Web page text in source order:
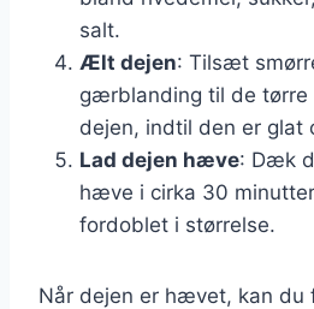
salt.
Ælt dejen: Tilsæt
gærblanding til de
dejen, indtil den er glat
Lad dejen hæve: Dæk
hæve i cirka 30
fordoblet i størrelse.
Når dejen er hævet, kan du